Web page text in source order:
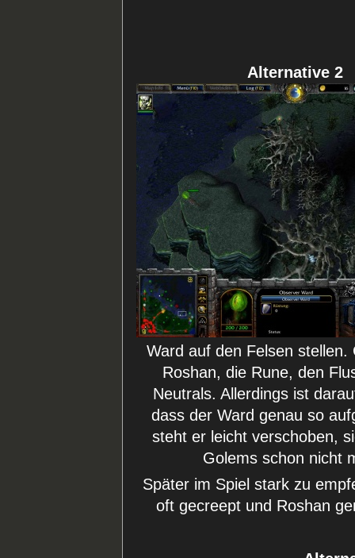
Alternative 2
Ward auf den Felsen stellen.
Roshan, die Rune, den
Neutrals. Allerdings ist
dass der Ward genau so
steht er leicht verschoben,
Golems schon nicht
Später im Spiel stark zu
oft gecreept und Roshan